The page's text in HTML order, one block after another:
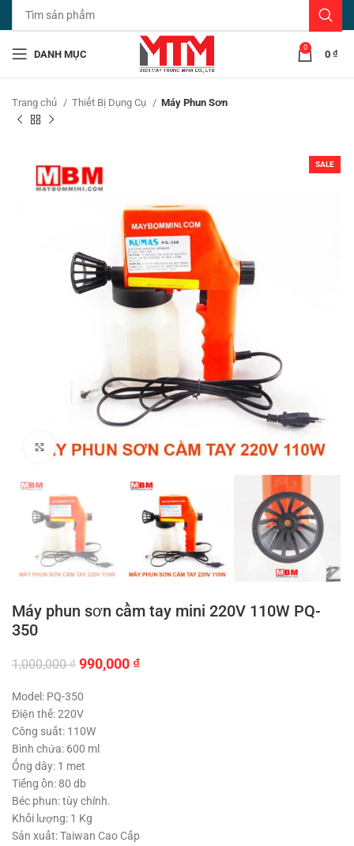
DANH MỤC
0
0 ₫
Trang chủ Thiết Bị Dụng Cụ Máy Phun Sơn
SALE
Click to enlarge
Máy phun sơn cầm tay mini 220V 110W PQ-
350
1,000,000₫ Giá
là:
1,000,000 ₫.
990,000 ₫Giá
Model: PQ-350
Điện thế: 220V
Công suất: 110W
Bình chứa: 600 ml
Ống dây: 1 met
Tiếng ồn: 80 db
Béc phun: tùy chỉnh.
Khối lượng: 1 Kg
Sản xuất: Taiwan Cao Cấp